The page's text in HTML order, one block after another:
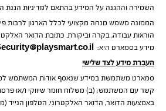
השמירה וההגנה על המידע בהתאם למדיניות הגנת
הממונה משמש מנחה מקצועי לכלל הארגון לרבות
הוראות עבודה, בקרה וביקורת. כתובת הדואר
מידע בסמארט היא:
העברת מידע לצד שלישי
סמארט משתמשת במידע שנאסף אודות המשתמש
קשר עם המשתמש; (ב) משלוח חומר שיווקי ו/או
באמצעות הדואר, הדואר האלקטרוני, הטלפון הנייד